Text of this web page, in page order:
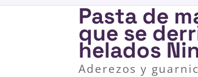
Pasta de
que se
helados
Aderezos y